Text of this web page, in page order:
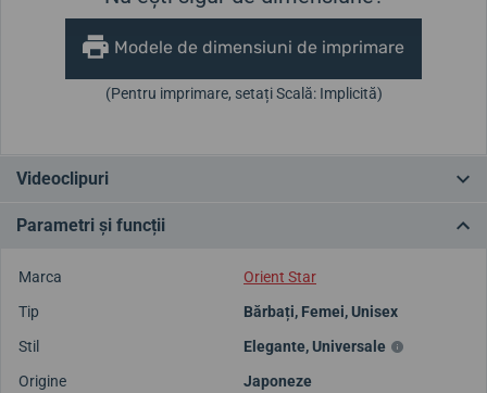
Modele de dimensiuni de imprimare
(Pentru imprimare, setați Scală: Implicită)
Videoclipuri
Parametri și funcții
Marca
Orient Star
Tip
Bărbați, Femei,Unisex
Stil
Elegante,Universale
Origine
Japoneze